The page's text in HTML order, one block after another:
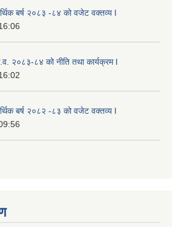
बर्ष २०८३ -८४ को वजेट वक्तव्य l
२०८३-८४ को नीति तथा कार्यक्रम l
बर्ष २०८२ -८३ को वजेट वक्तव्य l